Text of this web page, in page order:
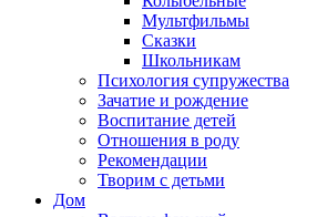
Мультфильмы
Сказки
Школьникам
Психология супружества
Зачатие и рождение
Воспитание детей
Отношения в роду
Рекомендации
Творим с детьми
Дом